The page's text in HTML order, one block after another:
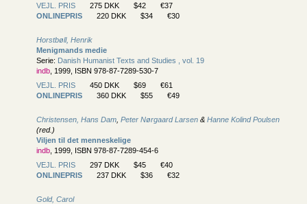
VEJL. PRIS
275 DKK $42
€37
ONLINEPRIS
220 DKK $34 €30
Horstbøll, Henrik
Menigmands medie
Serie: Danish Humanist Texts and Studies , vol. 19
indb , 1999, ISBN 978-87-7289-530-7
VEJL. PRIS
450 DKK $69
€61
ONLINEPRIS
360 DKK $55 €49
Christensen, Hans Dam Peter Nørgaard Larsen & Hanne Kolind Poulsen
(red.)
Viljen til det menneskelige
indb , 1999, ISBN 978-87-7289-454-6
VEJL. PRIS
297 DKK $45
€40
ONLINEPRIS
237 DKK $36 €32
Gold, Carol